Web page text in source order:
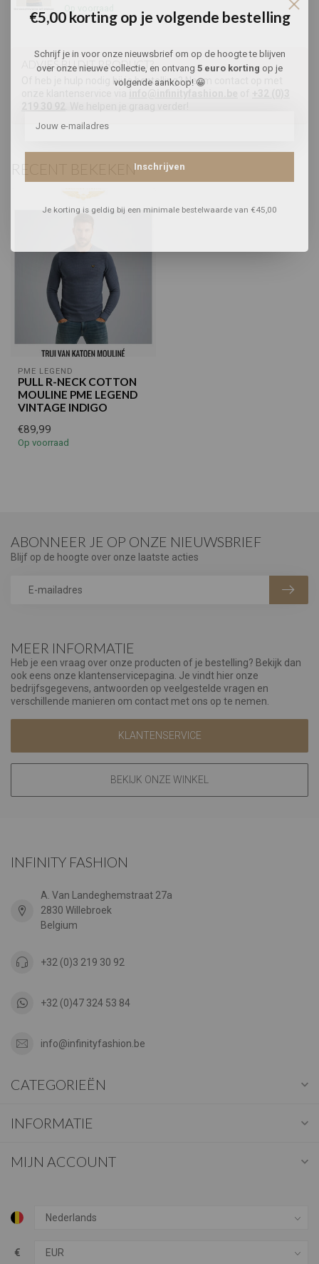
ADVIES BIJ DIT PRODUCT?
Of heb je hulp nodig bij je bestelling? Neem contact op met
RECENT BEKEKEN
PME LEGEND
PULL R-NECK COTTON
MOULINE PME LEGEND
VINTAGE INDIGO
€89,99
Op voorraad
MEER INFORMATIE
Heb je een vraag over onze producten of je bestelling? Bekijk dan
ook eens onze klantenservicepagina. Je vindt hier onze
bedrijfsgegevens, antwoorden op veelgestelde vragen en
verschillende manieren om contact met ons op te nemen.
KLANTENSERVICE
BEKIJK ONZE WINKEL
ABONNEER JE OP ONZE NIEUWSBRIEF
Blijf op de hoogte over onze laatste acties
INFINITY FASHION
A. Van Landeghemstraat 27a
2830 Willebroek
Belgium
+32 (0)3 219 30 92
+32 (0)47 324 53 84
info@infinityfashion.be
CATEGORIEËN
INFORMATIE
MIJN ACCOUNT
€
€5,00 korting op je volgende bestelling
Schrijf je in voor onze nieuwsbrief om op de hoogte te blijven
over onze nieuwe collectie, en ontvang 5 euro korting op je
volgende aankoop! 😀
Inschrijven
Je korting is geldig bij een minimale bestelwaarde van €45,00